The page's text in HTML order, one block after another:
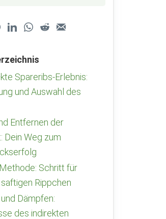
Spareribs-Erlebnis:
und Auswahl des
Entfernen der
Dein Weg zum
Schritt für
Rippchen
Dämpfen:
des indirekten